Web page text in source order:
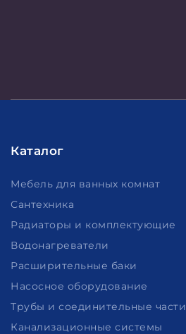
Каталог
Мебель для ванных комнат
Сантехника
Радиаторы и комплектующие
Водонагреватели
Расширительные баки
Насосное оборудование
Трубы и соединительные части
Канализационные системы